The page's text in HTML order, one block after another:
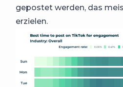
gepostet werden, das
erzielen.